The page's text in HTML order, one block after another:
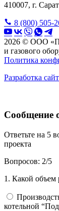
410007, г.
8 (800) 505-
2026 © ООО
и газового
Политика
Разработка
Сообщение
Ответьте на 5
проекта
Вопросов: 2/5
1. Какой объем
котельной